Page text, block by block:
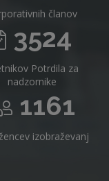
članov
3524
Potrdila za
nadzornike
1161
izobraževanj